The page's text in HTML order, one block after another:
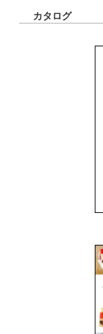
カタログ